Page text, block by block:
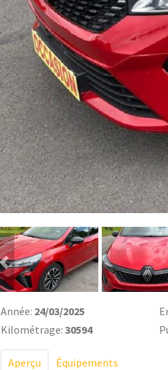
Previous
Année: 24/03/2025
Kilométrage: 30594
Aperçu Équipements